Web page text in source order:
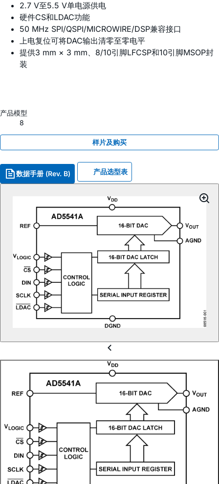
2.7 V至5.5 V单电源供电
硬件CS和LDAC功能
50 MHz SPI/QSPI/MICROWIRE/DSP兼容接口
上电复位可将DAC输出清零至零电平
提供3 mm × 3 mm、8/10引脚LFCSP和10引脚MSOP封
装
产品模型
8
样片及购买
数据手册 (Rev. B) 产品选型表